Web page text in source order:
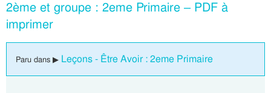
2ème et groupe : 2eme Primaire – PDF à
imprimer
Paru dans ▶ Leçons - Être Avoir : 2eme Primaire